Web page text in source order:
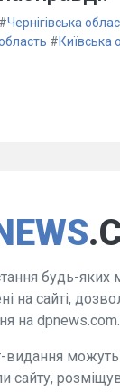
#Чернігівська
#Київська
будь-яких
на сайті,
на
видання
сайту,